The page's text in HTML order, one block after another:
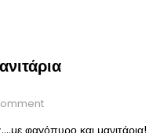
φαγόπυρο και μανιτάρια!